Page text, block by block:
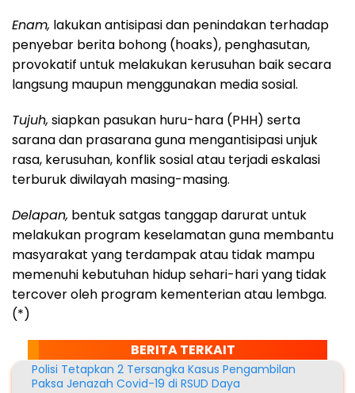
Enam, lakukan antisipasi dan penindakan terhadap
penyebar berita bohong (hoaks), penghasutan,
provokatif untuk melakukan kerusuhan baik secara
langsung maupun menggunakan media sosial.
Tujuh, siapkan pasukan huru-hara (PHH) serta
sarana dan prasarana guna mengantisipasi unjuk
rasa, kerusuhan, konflik sosial atau terjadi eskalasi
terburuk diwilayah masing-masing.
Delapan, bentuk satgas tanggap darurat untuk
melakukan program keselamatan guna membantu
masyarakat yang terdampak atau tidak mampu
memenuhi kebutuhan hidup sehari-hari yang tidak
tercover oleh program kementerian atau lembga.
(*)
BERITA TERKAIT
Polisi Tetapkan 2 Tersangka Kasus Pengambilan
Paksa Jenazah Covid-19 di RSUD Daya